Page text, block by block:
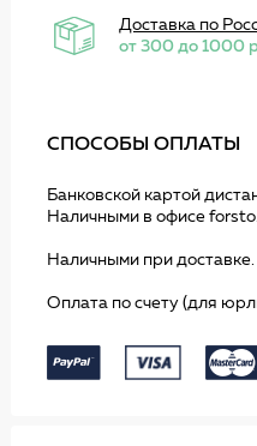
Доставка по
от 300 до 1000
СПОСОБЫ ОПЛАТЫ
Банковской картой
Наличными в офисе
Наличными при доставке.
Оплата по счету (для